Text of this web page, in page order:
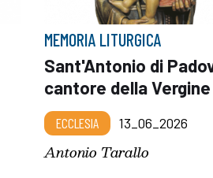
MEMORIA LITURGICA
Sant'Antonio di
cantore della Vergine
ECCLESIA 13_06_2026
Antonio Tarallo